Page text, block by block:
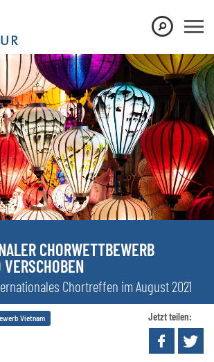
CHORWETTBEWERB
Chortreffen im August 2021
Vietnam Jetzt teilen: